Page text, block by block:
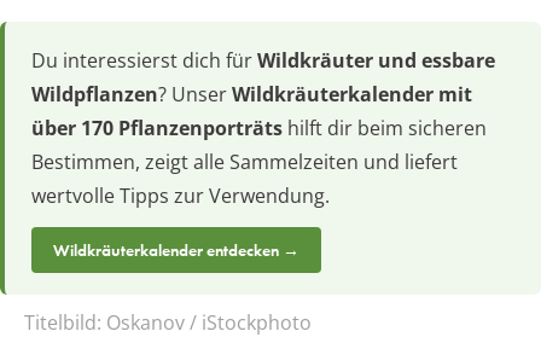
Du interessierst dich fürWildkräuter und essbare
Wildpflanzen? UnserWildkräuterkalender mit
über 170 Pflanzenporträts hilft dir beim sicheren
Bestimmen, zeigt alle Sammelzeiten und liefert
wertvolle Tipps zur Verwendung.
Wildkräuterkalender entdecken →
Titelbild: Oskanov / iStockphoto